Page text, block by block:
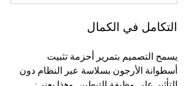
التكامل في الكمال
يسمح التصميم بتمرير أحزمة تثبيت
أسطوانة الأرجون بسلاسة عبر النظام دون